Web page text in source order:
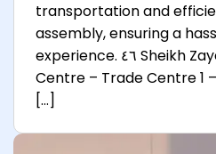
transportation and
assembly, ensuring a
experience. ٤٦ Sheikh Zayed Rd – Trade
Centre – Trade Centre 1
[…]